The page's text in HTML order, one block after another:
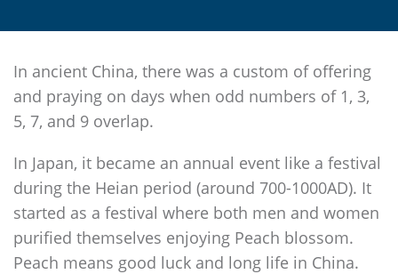
In ancient China, there was a custom of offering
and praying on days when odd numbers of 1, 3,
5, 7, and 9 overlap.
In Japan, it became an annual event like a festival
during the Heian period (around 700-1000AD). It
started as a festival where both men and women
purified themselves enjoying Peach blossom.
Peach means good luck and long life in China.